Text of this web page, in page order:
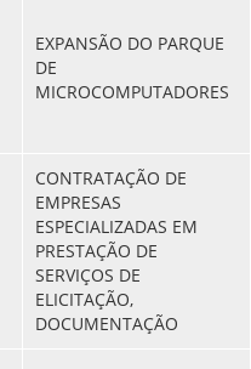
LICITAÇÕES E
E RESULTADOS
PLR
PLR
EXPANSÃO DO PARQUE
DE
MICROCOMPUTADORES
CONTRATAÇÃO DE
EMPRESAS
ESPECIALIZADAS EM
PRESTAÇÃO DE
SERVIÇOS DE
ELICITAÇÃO,
DOCUMENTAÇÃO